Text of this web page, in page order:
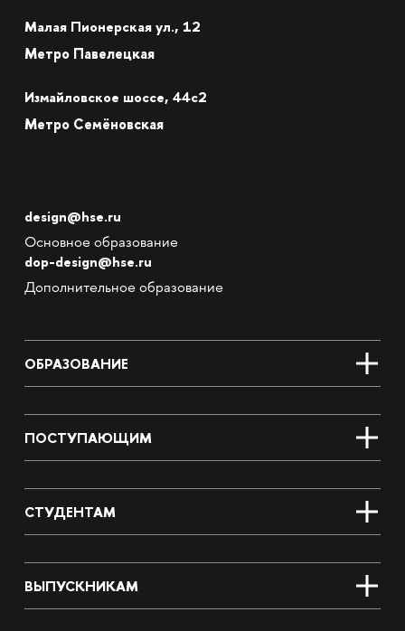
Малая Пионерская ул., 12
Метро Павелецкая
Измайловское шоссе, 44с2
Метро Семёновская
design@hse.ru
Основное образование
dop-design@hse.ru
Дополнительное образование
ОБРАЗОВАНИЕ
ПОСТУПАЮЩИМ
СТУДЕНТАМ
ВЫПУСКНИКАМ